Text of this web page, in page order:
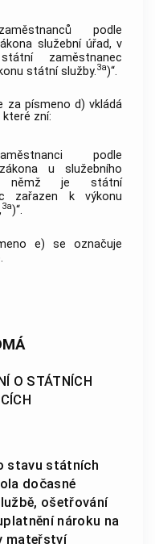
podle
služební úřad, v
zaměstnanec
státní služby.3a)“.
za písmeno d) vkládá
zní:
podle
u služebního
němž je státní
zařazen k výkonu
3a)“.
e) se označuje
O STÁTNÍCH
stavu státních
dočasné
ošetřování
nároku na
mateřství